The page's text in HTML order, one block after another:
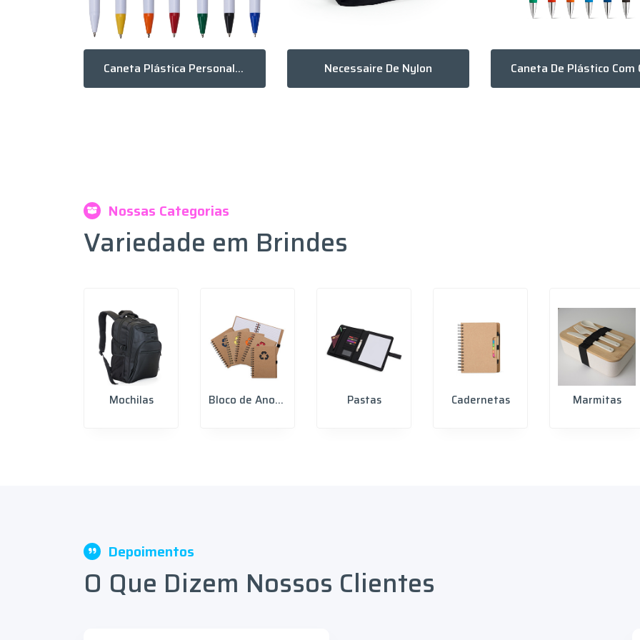
Caneta Plástica Personalizada Necessaire De Nylon
Nossas Categorias
Variedade em Brindes
Mochilas Bloco de Anotações Pastas Cadernetas Marmitas
Depoimentos
O Que Dizem Nossos Clientes